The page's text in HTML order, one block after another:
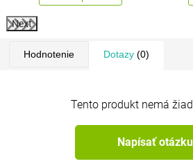
Next
Hodnotenie Dotazy(0)
Tento produkt nemá
Napísať otázku